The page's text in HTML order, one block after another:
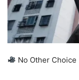
No Other Choice